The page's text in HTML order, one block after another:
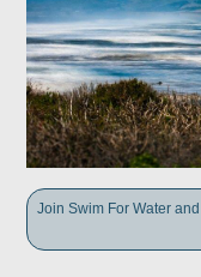
Join Swim For Water